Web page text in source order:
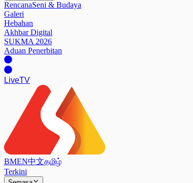
RencanaSeni & Budaya
Galeri
Hebahan
Akhbar Digital
SUKMA 2026
Aduan Penerbitan
LiveTV
BMEN中文தமிழ்
Terkini